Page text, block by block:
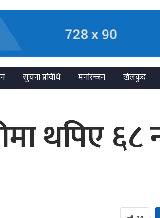
सुचना प्रविधि मनोरन्जन खेलकुद
थपिए ६८